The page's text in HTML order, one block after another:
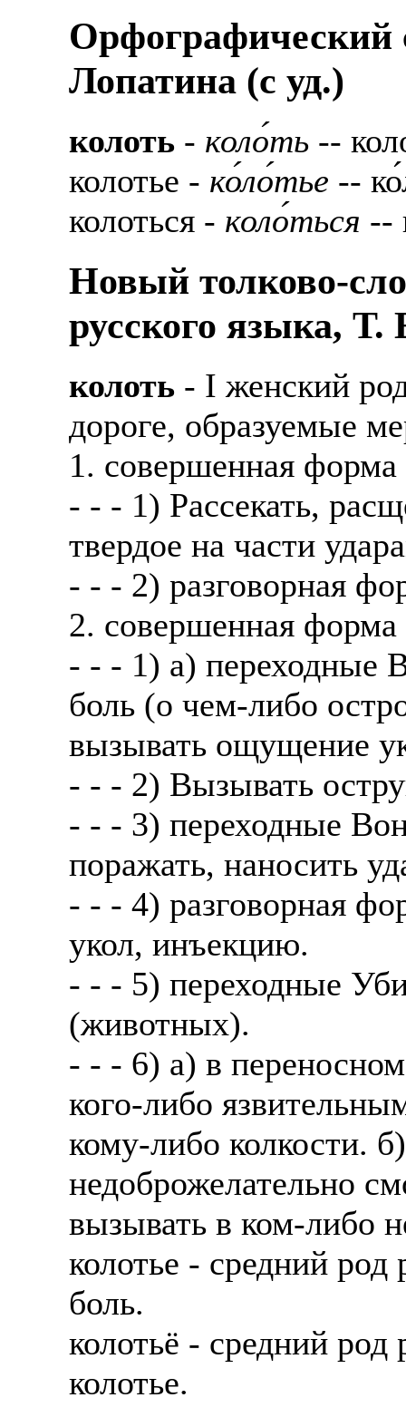
Орфографический
Лопатина (c уд.)
колоть - коло́ть --
колотье - ко́ло́тье --
колоться - коло́ться --
Новый толково-
русского языка,
колоть - I женский
дороге, образуемые
1. совершенная
- - - 1) Рассекать,
твердое на части
- - - 2) разговорная
2. совершенная
- - - 1) а) переходные
боль (о чем-либо
вызывать ощущение
- - - 2) Вызывать
- - - 3) переходные
поражать, наносить
- - - 4) разговорная
укол, инъекцию.
- - - 5) переходные
(животных).
- - - 6) а) в
кого-либо
кому-либо колкости.
недоброжелательно
вызывать в ком-либо
колотье - средний
боль.
колотьё - средний
колотье.